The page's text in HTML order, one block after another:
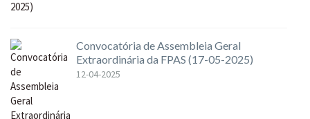
Convocatória de Assembleia Geral
Extraordinária da FPAS (17-05-2025)
12-04-2025